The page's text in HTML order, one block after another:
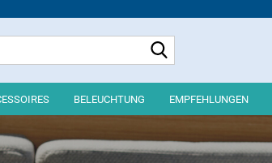
BELEUCHTUNG EMPFEHLUNGEN